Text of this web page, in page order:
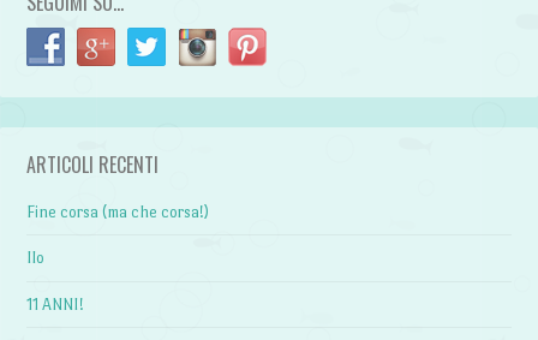
ARTICOLI RECENTI
Fine corsa (ma che corsa!)
Ilo
11 ANNI!